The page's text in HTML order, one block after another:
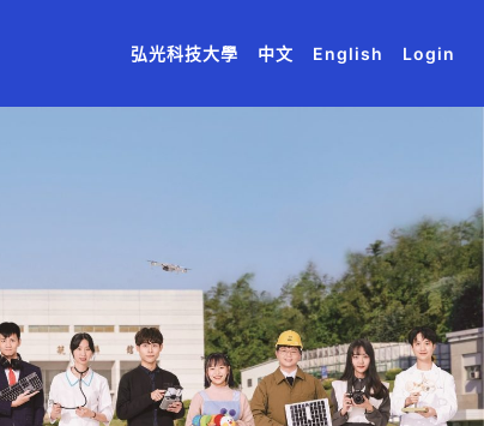
(current)
(current)
弘光科技大學 (current)
中文 (current)
English (current)
Login